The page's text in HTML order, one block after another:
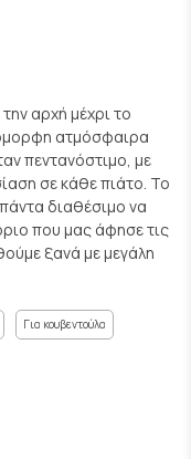
αρχή μέχρι το
ατμόσφαιρα
πεντανόστιμο, με
σε κάθε πιάτο. Το
διαθέσιμο να
που μας άφησε τις
ξανά με μεγάλη
Για κουβεντούλα